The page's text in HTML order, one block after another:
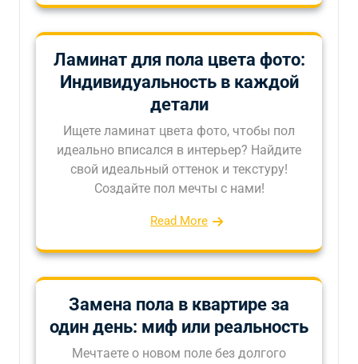
Ламинат для пола цвета фото:
Индивидуальность в каждой
детали
Ищете ламинат цвета фото, чтобы пол
идеально вписался в интерьер? Найдите
свой идеальный оттенок и текстуру!
Создайте пол мечты с нами!
Read More
Замена пола в квартире за
один день: миф или реальность
Мечтаете о новом поле без долгого